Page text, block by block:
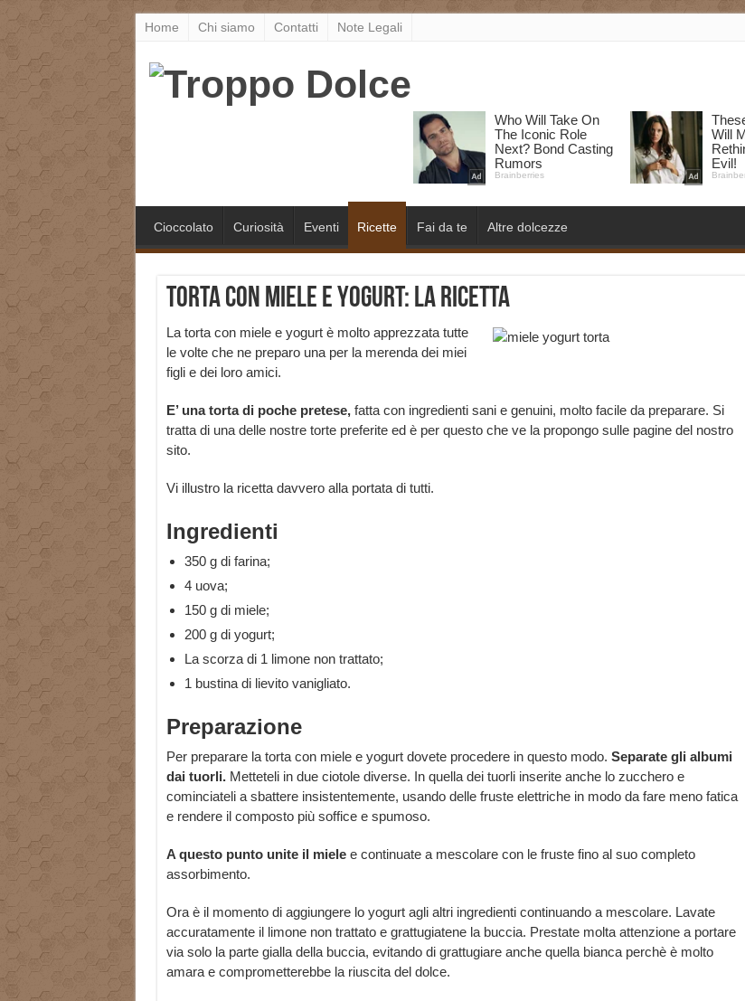
Home Chi siamo Contatti Note Legali
Cioccolato Curiosità Eventi Ricette Fai da te Altre dolcezze
Torta con Miele e Yogurt: la Ricetta
La torta con miele e yogurt è molto apprezzata tutte
le volte che ne preparo una per la merenda dei miei
figli e dei loro amici.
E’ una torta di poche pretese, fatta con ingredienti sani e genuini, molto facile da preparare. Si
tratta di una delle nostre torte preferite ed è per questo che ve la propongo sulle pagine del nostro
sito.
Vi illustro la ricetta davvero alla portata di tutti.
Ingredienti
350 g di farina;
4 uova;
150 g di miele;
200 g di yogurt;
La scorza di 1 limone non trattato;
1 bustina di lievito vanigliato.
Preparazione
Per preparare la torta con miele e yogurt dovete procedere in questo modo. Separate gli albumi
dai tuorli.Metteteli in due ciotole diverse. In quella dei tuorli inserite anche lo zucchero e
cominciateli a sbattere insistentemente, usando delle fruste elettriche in modo da fare meno fatica
e rendere il composto più soffice e spumoso.
A questo punto unite il miele e continuate a mescolare con le fruste fino al suo completo
assorbimento.
Ora è il momento di aggiungere lo yogurt agli altri ingredienti continuando a mescolare. Lavate
accuratamente il limone non trattato e grattugiatene la buccia. Prestate molta attenzione a portare
via solo la parte gialla della buccia, evitando di grattugiare anche quella bianca perchè è molto
amara e comprometterebbe la riuscita del dolce.